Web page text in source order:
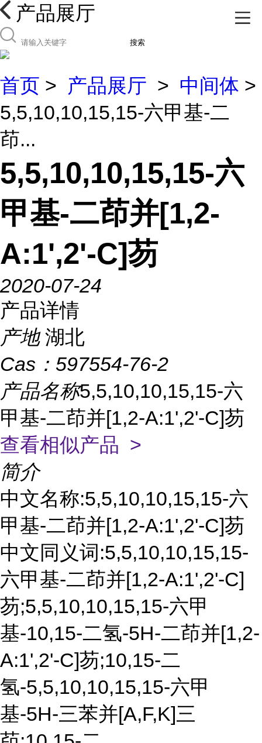
产品展厅
搜索
首页 > 产品展厅 > 中间体 >
5,5,10,10,15,15-六甲基-二
茚...
5,5,10,10,15,15-六
甲基-二茚并[1,2-
A:1',2'-C]芴
2020-07-24
产品详情
产地 湖北
Cas： 597554-76-2
产品名称5,5,10,10,15,15-六
甲基-二茚并[1,2-A:1',2'-C]芴
查看相似产品 >
简介
中文名称:5,5,10,10,15,15-六
甲基-二茚并[1,2-A:1',2'-C]芴
中文同义词:5,5,10,10,15,15-
六甲基-二茚并[1,2-A:1',2'-C]
芴;5,5,10,10,15,15-六甲
基-10,15-二氢-5H-二茚并[1,2-
A:1',2'-C]芴;10,15-二
氢-5,5,10,10,15,15-六甲
基-5H-三苯并[A,F,K]三